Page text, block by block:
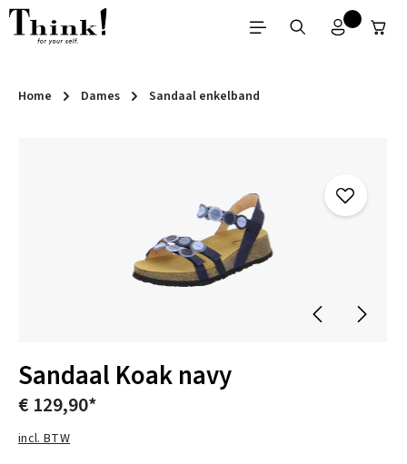
Ga naar de hoofdinhoud
Home Dames Sandaal enkelband
Sandaal Koak navy
€ 129,90*
incl. BTW